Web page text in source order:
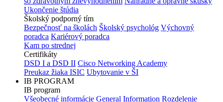
Ukončenie štúdia
Školský podporný tím
Bezpečnosť na školách Školský psychológ Výchovný
poradca Kariérový poradca
Kam po strednej
Certifikáty
DSD I a DSD II Cisco Networking Academy
Preukaz žiaka ISIC Ubytovanie v ŠI
IB PROGRAM
IB program
Všeobecné informácie General Information Rozdelenie